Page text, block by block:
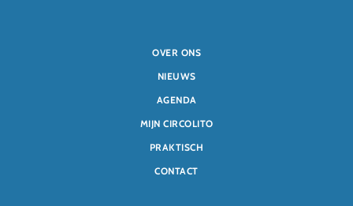
OVER ONS
NIEUWS
AGENDA
MIJN CIRCOLITO
PRAKTISCH
CONTACT